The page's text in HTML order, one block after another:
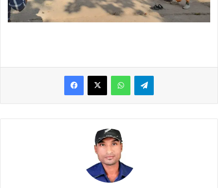
WhatsAppTelegram